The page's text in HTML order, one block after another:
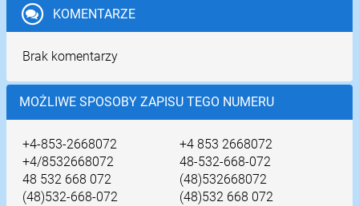
KOMENTARZE
Brak komentarzy
MOŻLIWE SPOSOBY ZAPISU TEGO NUMERU
+4-853-2668072
+4 853 2668072
+4/8532668072
48-532-668-072
48 532 668 072
(48)532668072
(48)532-668-072
(48)532 668 072